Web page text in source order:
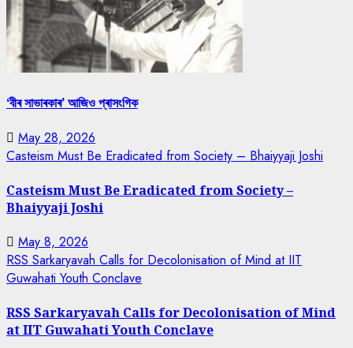
‘বীৰ সাভাৰকাৰ’ আজিও প্ৰাসংগিক
May 28, 2026
Casteism Must Be Eradicated from Society – Bhaiyyaji Joshi
Casteism Must Be Eradicated from Society –
Bhaiyyaji Joshi
May 8, 2026
RSS Sarkaryavah Calls for Decolonisation of Mind at IIT
Guwahati Youth Conclave
RSS Sarkaryavah Calls for Decolonisation of Mind
at IIT Guwahati Youth Conclave